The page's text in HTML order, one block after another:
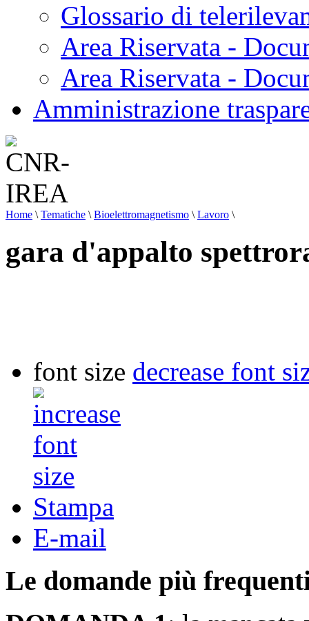
Glossario di
Area Riservata -
Area Riservata -
Amministrazione
Home \ Tematiche \ Bioelettromagnetismo \ Lavoro \
gara d'appalto
font size decrease font
Stampa
E-mail
Le domande più